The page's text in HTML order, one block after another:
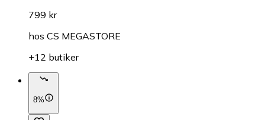
799 kr
hos CS MEGASTORE
+12 butiker
8%